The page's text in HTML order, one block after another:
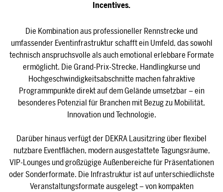
Incentives.
Die Kombination aus professioneller Rennstrecke und
umfassender Eventinfrastruktur schafft ein Umfeld, das sowohl
technisch anspruchsvolle als auch emotional erlebbare Formate
ermöglicht. Die Grand-Prix-Strecke, Handlingkurse und
Hochgeschwindigkeitsabschnitte machen fahraktive
Programmpunkte direkt auf dem Gelände umsetzbar – ein
besonderes Potenzial für Branchen mit Bezug zu Mobilität,
Innovation und Technologie.
Darüber hinaus verfügt der DEKRA Lausitzring über flexibel
nutzbare Eventflächen, modern ausgestattete Tagungsräume,
VIP-Lounges und großzügige Außenbereiche für Präsentationen
oder Sonderformate. Die Infrastruktur ist auf unterschiedlichste
Veranstaltungsformate ausgelegt – von kompakten